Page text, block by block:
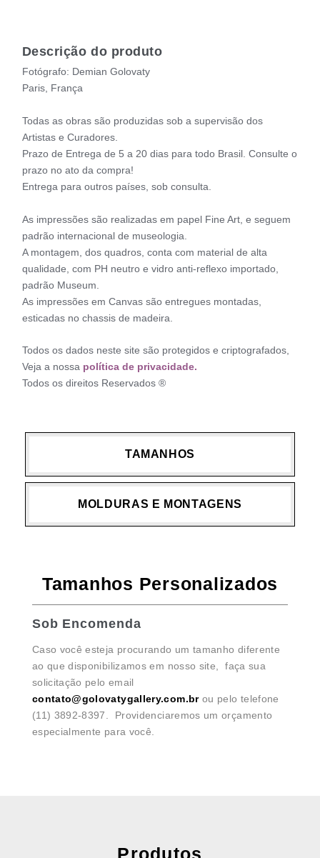
Descrição do produto
Fotógrafo: Demian Golovaty
Paris, França
Todas as obras são produzidas sob a supervisão dos
Artistas e Curadores.
Prazo de Entrega de 5 a 20 dias para todo Brasil. Consulte o
prazo no ato da compra!
Entrega para outros países, sob consulta.
As impressões são realizadas em papel Fine Art, e seguem
padrão internacional de museologia.
A montagem, dos quadros, conta com material de alta
qualidade, com PH neutro e vidro anti-reflexo importado,
padrão Museum.
As impressões em Canvas são entregues montadas,
esticadas no chassis de madeira.
Todos os dados neste site são protegidos e criptografados,
Veja a nossa política de privacidade.
Todos os direitos Reservados ®
TAMANHOS
MOLDURAS E MONTAGENS
Tamanhos Personalizados
Sob Encomenda
Caso você esteja procurando um tamanho diferente
ao que disponibilizamos em nosso site, faça sua
solicitação pelo email
contato@golovatygallery.com.brou pelo telefone
(11) 3892-8397. Providenciaremos um orçamento
especialmente para você.
Produtos